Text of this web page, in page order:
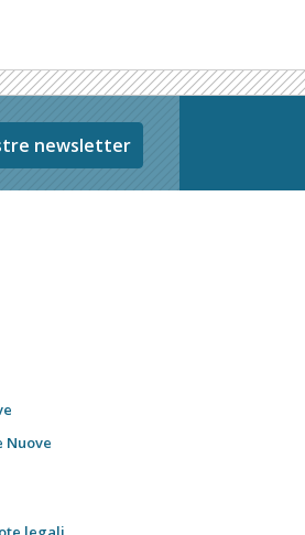
newsletter
Nuove